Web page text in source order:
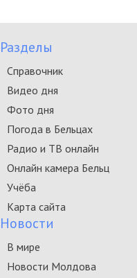
Разделы
Справочник
Видео дня
Фото дня
Погода в Бельцах
Радио и ТВ онлайн
Онлайн камера Бельц
Учёба
Карта сайта
Новости
В мире
Новости Молдова